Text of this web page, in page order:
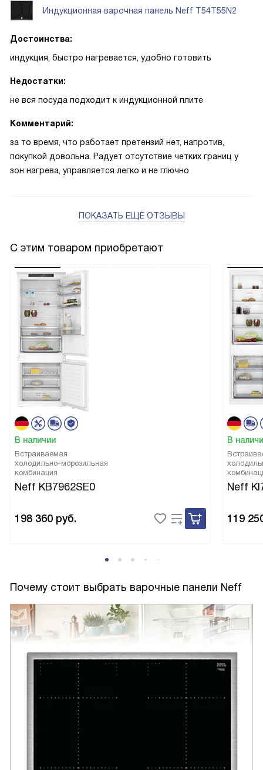
Индукционная варочная панель Neff T54T55N2
Достоинства:
индукция, быстро нагревается, удобно готовить
Недостатки:
не вся посуда подходит к индукционной плите
Комментарий:
за то время, что работает претензий нет, напротив,
покупкой довольна. Радует отсутствие четких границ у
зон нагрева, управляется легко и не глючно
ПОКАЗАТЬ ЕЩЁ ОТЗЫВЫ
С этим товаром приобретают
В наличии
Встраиваемая
холодильно-морозильная
комбинация
Neff KB7962SE0
198 360 руб.
В
Neff
119
Почему стоит выбрать варочные панели Neff